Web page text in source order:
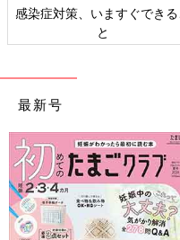
しものときの」赤ちゃん・
家族の防災
最新号